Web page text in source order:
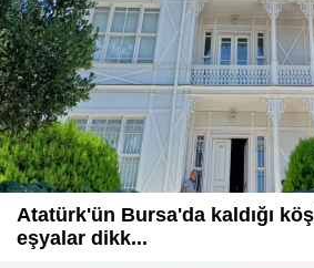
Atatürk'ün Bursa'da kaldığı
eşyalar dikk...